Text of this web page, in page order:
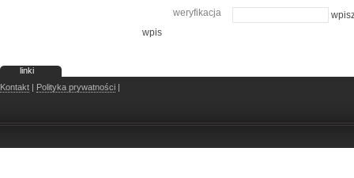
weryfikacja
wpis
linki
Kontakt | Polityka prywatności |